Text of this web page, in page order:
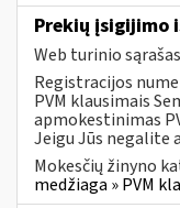
Prekių įsigijimo
Web turinio sąrašas
Registracijos
PVM klausimais
apmokestinimas
Jeigu Jūs negalite
Mokesčių žinyno
medžiaga » PVM